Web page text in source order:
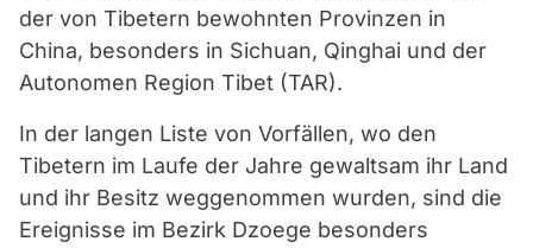
der von Tibetern bewohnten Provinzen in
China, besonders in Sichuan, Qinghai und der
Autonomen Region Tibet (TAR).
In der langen Liste von Vorfällen, wo den
Tibetern im Laufe der Jahre gewaltsam ihr Land
und ihr Besitz weggenommen wurden, sind die
Ereignisse im Bezirk Dzoege besonders